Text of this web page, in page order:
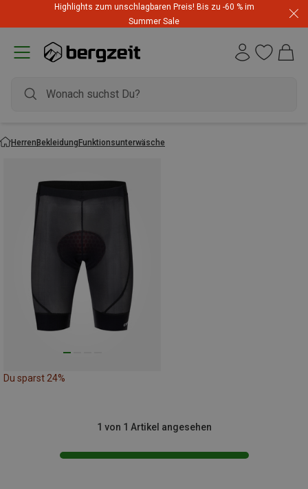
Highlights zum unschlagbaren Preis! Bis zu -60 % im
Summer Sale
HerrenBekleidungFunktionsunterwäsche
Du sparst 24%
1 von 1 Artikel angesehen